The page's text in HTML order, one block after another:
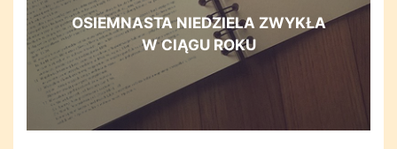
OSIEMNASTA NIEDZIELA ZWYKŁA
W CIĄGU ROKU